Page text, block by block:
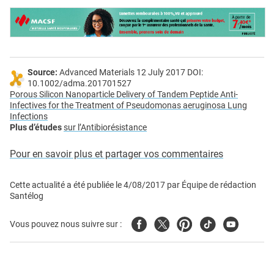
Source: Advanced Materials 12 July 2017 DOI:
10.1002/adma.201701527
Porous Silicon Nanoparticle Delivery of Tandem Peptide Anti-
Infectives for the Treatment of Pseudomonas aeruginosa Lung
Infections
Plus d’étudessur l’Antibiorésistance
Pour en savoir plus et partager vos commentaires
Cette actualité a été publiée le4/08/2017 par Équipe de rédaction
Santélog
Vous pouvez nous suivre sur : FacebookTwitterPinterest
TiktokYoutube